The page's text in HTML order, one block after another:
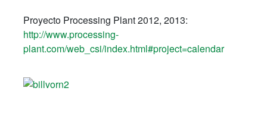
Proyecto Processing Plant 2012, 2013:
http://www.processing-
plant.com/web_csi/index.html#project=calendar